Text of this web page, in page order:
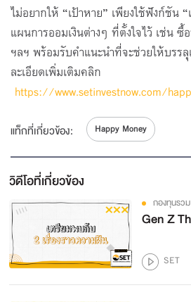
รู้วิธี ก็มีตังค์ | Happy
อะไร EP.05
โดย SET
ไม่อยากให้ “เป้าหาย” เพียงใช้ฟังก์ชัน
แผนการออมเงินต่างๆ ที่ตั้งใจไว้ เช่น
ฯลฯ พร้อมรับคำแนะนำที่จะช่วยให้บรรลุ
ละเอียดเพิ่มเติมคลิก
https://www.setinvestnow.com/
แท็กที่เกี่ยวข้อง: Happy Money
วิดีโอที่เกี่ยวข้อง
กองทุนรวม
Gen Z
SET